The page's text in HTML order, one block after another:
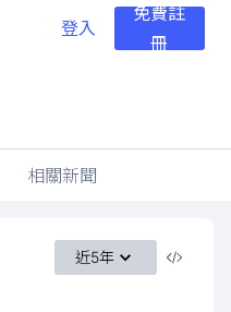
登入
免費註
冊
相關新聞
近5年